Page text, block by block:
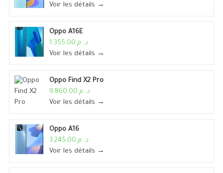
Voir les détails →
Oppo A16E
د. م.1,355.00
Voir les détails →
Oppo Find X2 Pro
د. م.9,860.00
Voir les détails →
Oppo A16
د. م.3,245.00
Voir les détails →